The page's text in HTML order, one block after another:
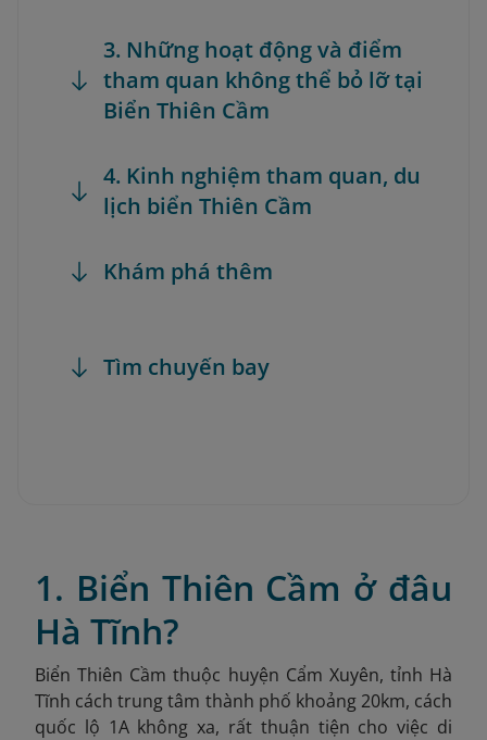
3. Những hoạt động và điểm
tham quan không thể bỏ lỡ tại
Biển Thiên Cầm
4. Kinh nghiệm tham quan, du
lịch biển Thiên Cầm
Khám phá thêm
Tìm chuyến bay
1. Biển Thiên Cầm ở đâu
Hà Tĩnh?
Biển Thiên Cầm thuộc huyện Cẩm Xuyên, tỉnh Hà
Tĩnh cách trung tâm thành phố khoảng 20km, cách
quốc lộ 1A không xa, rất thuận tiện cho việc di